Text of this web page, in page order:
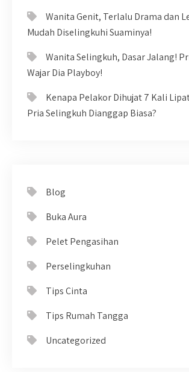
Wanita Genit, Terlalu Drama dan
Mudah Diselingkuhi Suaminya!
Wanita Selingkuh, Dasar Jalang!
Wajar Dia Playboy!
Kenapa Pelakor Dihujat 7 Kali
Pria Selingkuh Dianggap Biasa?
Blog
Buka Aura
Pelet Pengasihan
Perselingkuhan
Tips Cinta
Tips Rumah Tangga
Uncategorized